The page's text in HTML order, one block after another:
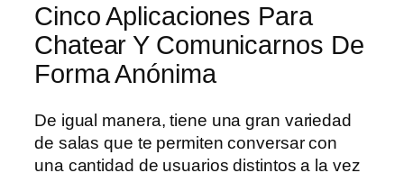
Cinco Aplicaciones Para
Chatear Y Comunicarnos De
Forma Anónima
De igual manera, tiene una gran variedad
de salas que te permiten conversar con
una cantidad de usuarios distintos a la vez